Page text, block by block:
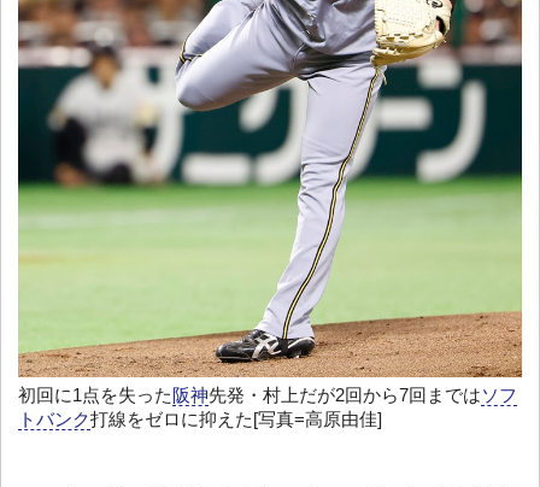
初回に1点を失った 阪神先発・村上だが2回から7回まではソフ
トバンク打線をゼロに抑えた[写真=高原由佳]